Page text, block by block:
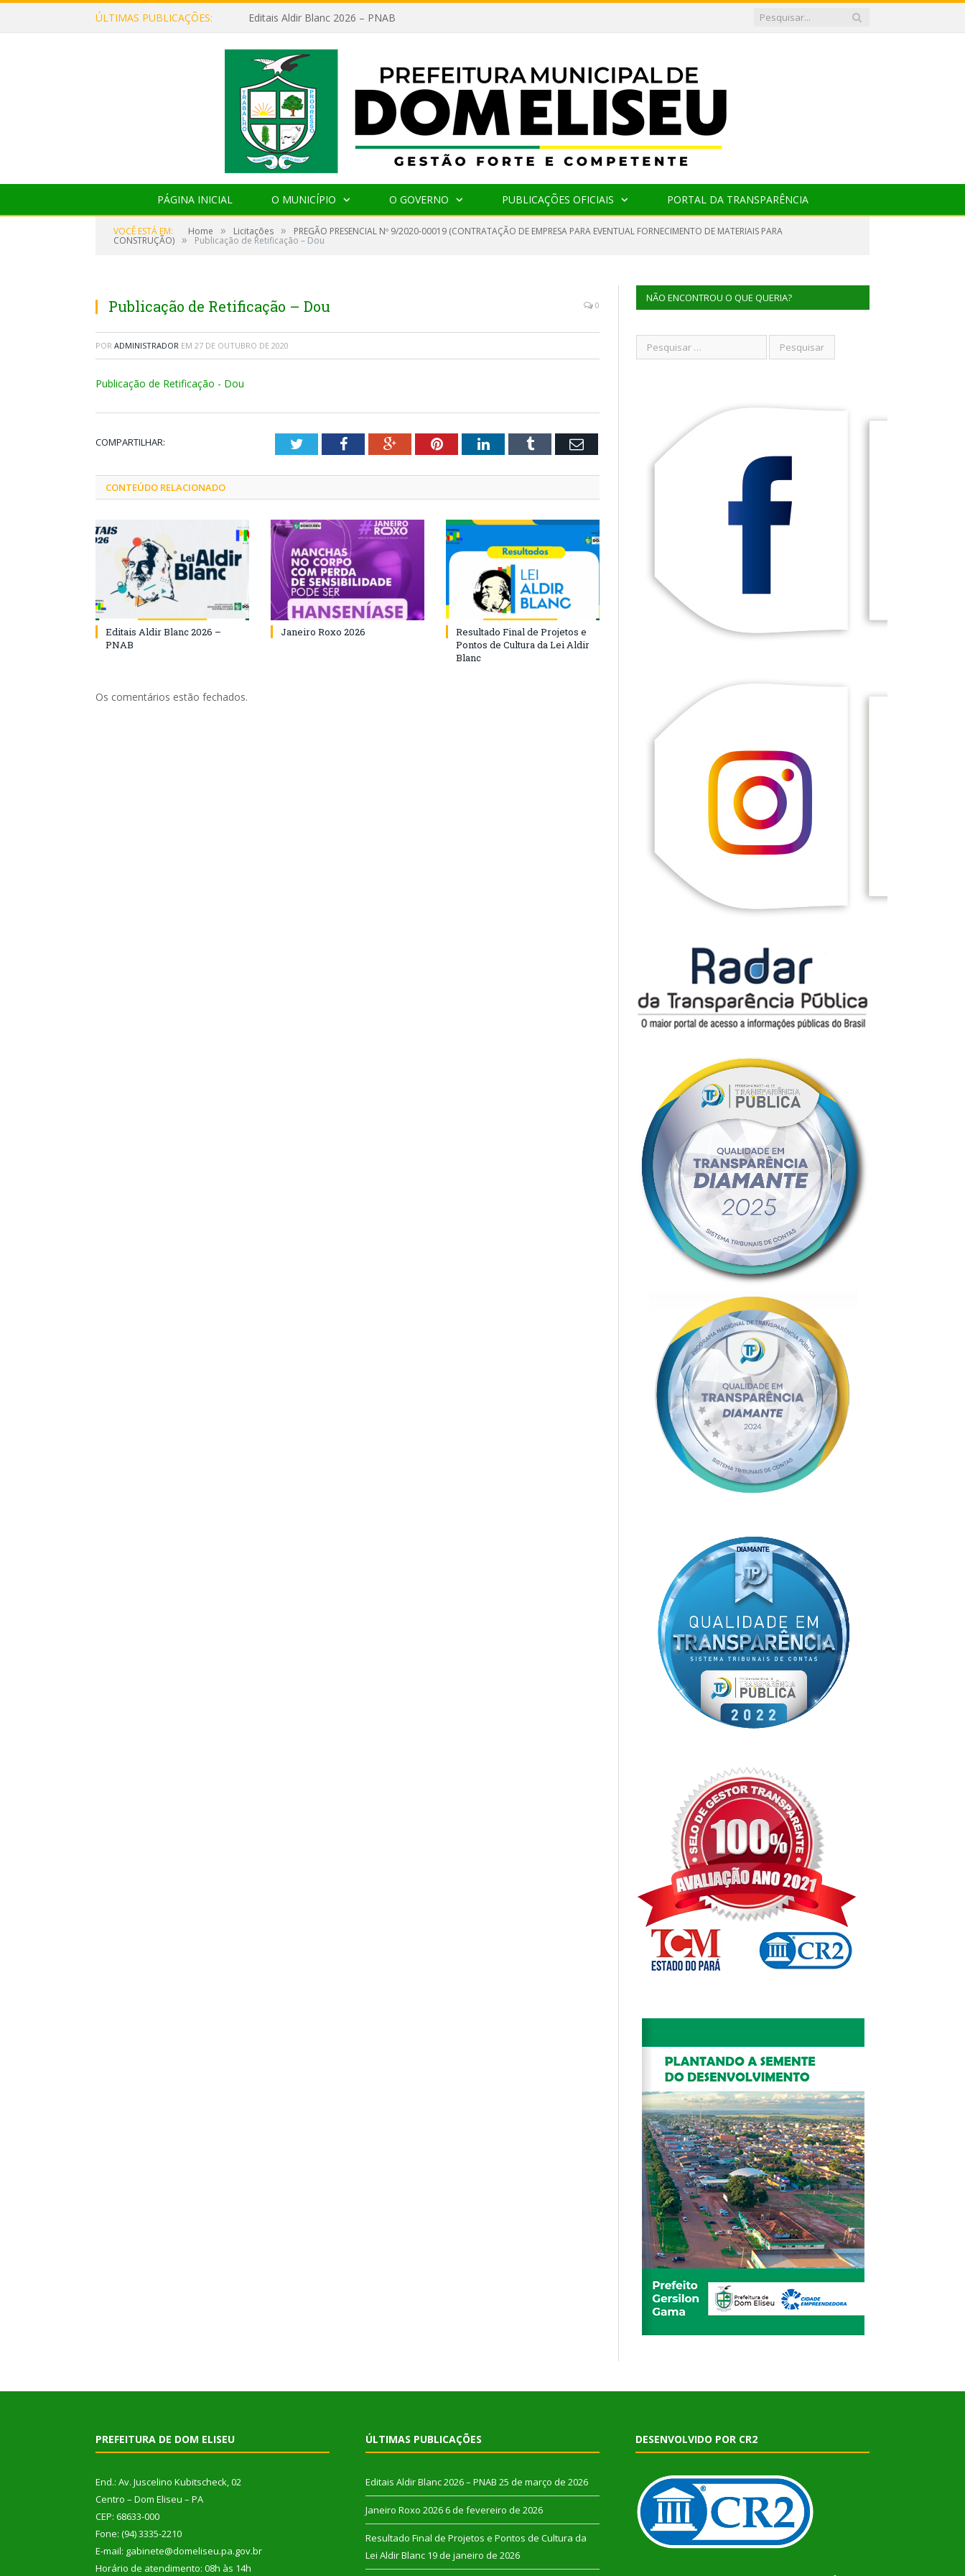
ÚLTIMAS PUBLICAÇÕES: Editais Aldir Blanc 2026 – PNAB
PÁGINA INICIAL O MUNICÍPIO O GOVERNO PUBLICAÇÕES OFICIAIS PORTAL DA TRANSPARÊNCIA
VOCÊ ESTÁ EM: Home » Licitações » PREGÃO PRESENCIAL Nº 9/2020-00019 (CONTRATAÇÃO DE EMPRESA PARA EVENTUAL FORNECIMENTO DE MATERIAIS PARA
CONSTRUÇÃO) » Publicação de Retificação – Dou
Publicação de Retificação – Dou 0
POR ADMINISTRADOR EM 27 DE OUTUBRO DE 2020
Publicação de Retificação - Dou
COMPARTILHAR: TwitterFacebookGoogle+PinterestLinkedInTumblr Email
CONTEÚDO RELACIONADO
Editais Aldir Blanc 2026 –
PNAB
Janeiro Roxo 2026
Resultado Final de Projetos e
Pontos de Cultura da Lei Aldir
Blanc
Os comentários estão fechados.
NÃO ENCONTROU O QUE QUERIA?
PREFEITURA DE DOM ELISEU
End.: Av. Juscelino Kubitscheck, 02
Centro – Dom Eliseu – PA
CEP: 68633-000
Fone: (94) 3335-2210
E-mail: gabinete@domeliseu.pa.gov.br
Horário de atendimento: 08h às 14h
ÚLTIMAS PUBLICAÇÕES
Editais Aldir Blanc 2026 – PNAB 25 de março de 2026
Janeiro Roxo 2026 6 de fevereiro de 2026
Resultado Final de Projetos e Pontos de Cultura da
Lei Aldir Blanc 19 de janeiro de 2026
DESENVOLVIDO POR CR2